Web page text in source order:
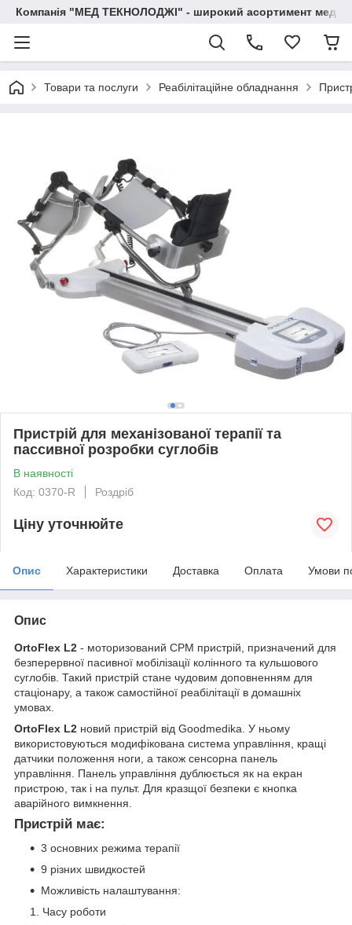
Компанія "МЕД ТЕКНОЛОДЖІ" - широкий асортимент
Товари та послуги Реабілітаційне обладнання
Пристрій для механізованої терапії та
пассивної розробки суглобів
В наявності
Код: 0370-R
Роздріб
Ціну уточнюйте
Опис Характеристики Доставка Оплата Умови
Опис
OrtoFlex L2 - моторизований СРМ пристрій, призначений для
безперервної пасивної мобілізації колінного та кульшового
суглобів. Такий пристрій стане чудовим доповненням для
стаціонару, а також самостійної реабілітації в домашніх
умовах.
OrtoFlex L2 новий пристрій від Goodmedika. У ньому
використовуються модифікована система управління, кращі
датчики положення ноги, а також сенсорна панель
управління. Панель управління дублюється як на екран
пристрою, так і на пульт. Для кразщої безпеки є кнопка
аварійного вимкнення.
Пристрій має:
3 основних режима терапії
9 різних швидкостей
Можливість налаштування:
Часу роботи